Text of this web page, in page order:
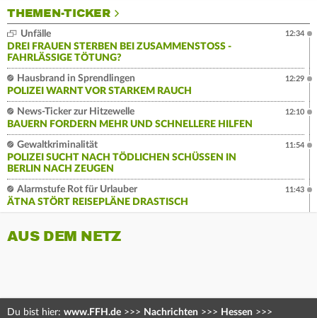
THEMEN-TICKER
Unfälle
DREI FRAUEN STERBEN BEI ZUSAMMENSTOSS - F
AHRLÄSSIGE TÖTUNG?
12:34
Hausbrand in Sprendlingen
POLIZEI WARNT VOR STARKEM RAUCH
12:29
News-Ticker zur Hitzewelle
BAUERN FORDERN MEHR UND SCHNELLERE HILFEN
12:10
Gewaltkriminalität
POLIZEI SUCHT NACH TÖDLICHEN SCHÜSSEN IN
BERLIN NACH ZEUGEN
11:54
Alarmstufe Rot für Urlauber
ÄTNA STÖRT REISEPLÄNE DRASTISCH
11:43
AUS DEM NETZ
Du bist hier: www.FFH.de >>> Nachrichten >>> Hessen >>>